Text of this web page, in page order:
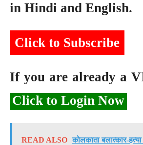
in Hindi and English.
Click to Subscribe
If you are already a
Click to Login Now
READ ALSO कोलकाता बलात्कार-